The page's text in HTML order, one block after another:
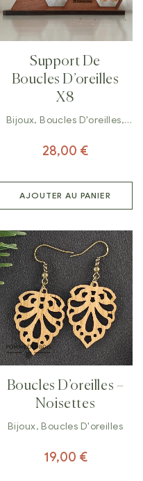
Support De
Boucles D’oreilles
X8
Bijoux,Boucles D'oreilles,
28,00 €
AJOUTER AU PANIER
Boucles D’oreilles –
Noisettes
Bijoux,Boucles D'oreilles
19,00 €